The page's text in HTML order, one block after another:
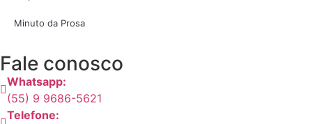
Minuto da Prosa
Fale conosco
Whatsapp:
(55) 9 9686-5621
Telefone: